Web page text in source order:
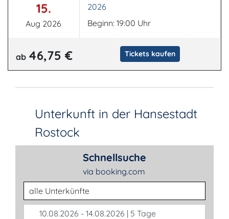
15.
Aug 2026
2026
Beginn: 19:00 Uhr
ab 46,75 € Tickets kaufen
Unterkunft in der Hansestadt
Rostock
Schnellsuche
via booking.com
Unterkunftsart
10.08.2026 - 14.08.2026 | 5 Tage